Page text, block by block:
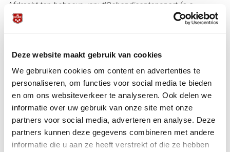
Deze website maakt gebruik van cookies
We gebruiken cookies om content en advertenties te
personaliseren, om functies voor social media te bieden
en om ons websiteverkeer te analyseren. Ook delen we
informatie over uw gebruik van onze site met onze
partners voor social media, adverteren en analyse. Deze
partners kunnen deze gegevens combineren met andere
informatie die u aan ze heeft verstrekt of die ze hebben
Afdracht ten behoeve van: #Gehandicaptensport (o.a.
#Rolstoelbiljart, #Parkinson, #VG-spelers), #Jeugdsport,
#Talentontwikkeling, #Topsport/TeamNL (Top 10 ambitie),
#Breedtesport.
KNBB, voor alle biljarters
#KNBB #biljarten #poolbiljart #snooker #NLO
#nederlandseloterij #NederlandseLoterijGeeftDoor
#TeamNL